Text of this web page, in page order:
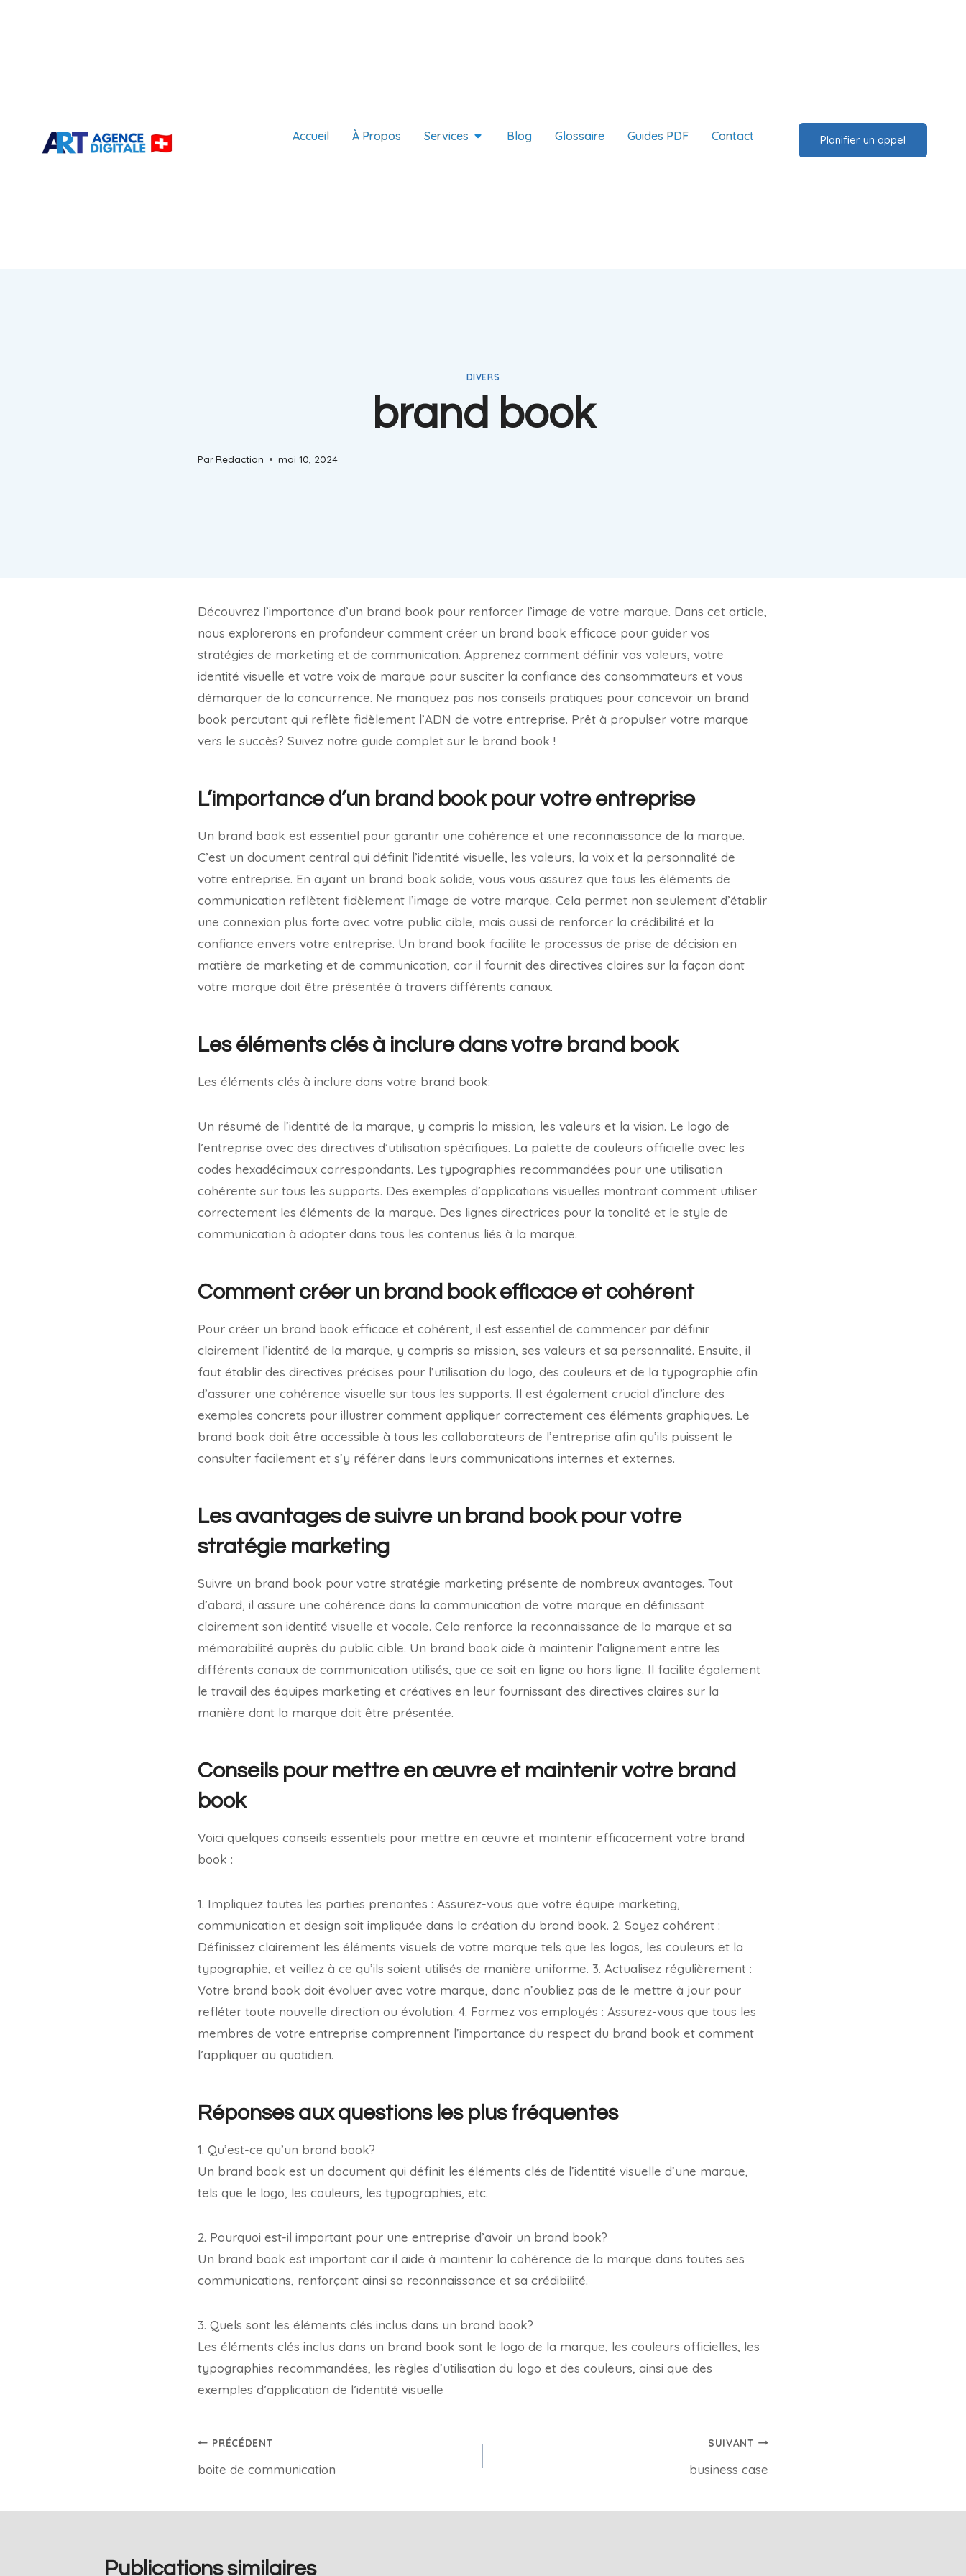
Accueil À Propos Services Blog Glossaire Guides PDF Contact Planifier un appel
DIVERS
brand book
ParRedaction mai 10, 2024
Découvrez l’importance d’un brand book pour renforcer l’image de votre marque. Dans cet article,
nous explorerons en profondeur comment créer un brand book efficace pour guider vos
stratégies de marketing et de communication. Apprenez comment définir vos valeurs, votre
identité visuelle et votre voix de marque pour susciter la confiance des consommateurs et vous
démarquer de la concurrence. Ne manquez pas nos conseils pratiques pour concevoir un brand
book percutant qui reflète fidèlement l’ADN de votre entreprise. Prêt à propulser votre marque
vers le succès? Suivez notre guide complet sur le brand book !
L’importance d’un brand book pour votre entreprise
Un brand book est essentiel pour garantir une cohérence et une reconnaissance de la marque.
C’est un document central qui définit l’identité visuelle, les valeurs, la voix et la personnalité de
votre entreprise. En ayant un brand book solide, vous vous assurez que tous les éléments de
communication reflètent fidèlement l’image de votre marque. Cela permet non seulement d’établir
une connexion plus forte avec votre public cible, mais aussi de renforcer la crédibilité et la
confiance envers votre entreprise. Un brand book facilite le processus de prise de décision en
matière de marketing et de communication, car il fournit des directives claires sur la façon dont
votre marque doit être présentée à travers différents canaux.
Les éléments clés à inclure dans votre brand book
Les éléments clés à inclure dans votre brand book:
Un résumé de l’identité de la marque, y compris la mission, les valeurs et la vision. Le logo de
l’entreprise avec des directives d’utilisation spécifiques. La palette de couleurs officielle avec les
codes hexadécimaux correspondants. Les typographies recommandées pour une utilisation
cohérente sur tous les supports. Des exemples d’applications visuelles montrant comment utiliser
correctement les éléments de la marque. Des lignes directrices pour la tonalité et le style de
communication à adopter dans tous les contenus liés à la marque.
Comment créer un brand book efficace et cohérent
Pour créer un brand book efficace et cohérent, il est essentiel de commencer par définir
clairement l’identité de la marque, y compris sa mission, ses valeurs et sa personnalité. Ensuite, il
faut établir des directives précises pour l’utilisation du logo, des couleurs et de la typographie afin
d’assurer une cohérence visuelle sur tous les supports. Il est également crucial d’inclure des
exemples concrets pour illustrer comment appliquer correctement ces éléments graphiques. Le
brand book doit être accessible à tous les collaborateurs de l’entreprise afin qu’ils puissent le
consulter facilement et s’y référer dans leurs communications internes et externes.
Les avantages de suivre un brand book pour votre
stratégie marketing
Suivre un brand book pour votre stratégie marketing présente de nombreux avantages. Tout
d’abord, il assure une cohérence dans la communication de votre marque en définissant
clairement son identité visuelle et vocale. Cela renforce la reconnaissance de la marque et sa
mémorabilité auprès du public cible. Un brand book aide à maintenir l’alignement entre les
différents canaux de communication utilisés, que ce soit en ligne ou hors ligne. Il facilite également
le travail des équipes marketing et créatives en leur fournissant des directives claires sur la
manière dont la marque doit être présentée.
Conseils pour mettre en œuvre et maintenir votre brand
book
Voici quelques conseils essentiels pour mettre en œuvre et maintenir efficacement votre brand
book :
1. Impliquez toutes les parties prenantes : Assurez-vous que votre équipe marketing,
communication et design soit impliquée dans la création du brand book. 2. Soyez cohérent :
Définissez clairement les éléments visuels de votre marque tels que les logos, les couleurs et la
typographie, et veillez à ce qu’ils soient utilisés de manière uniforme. 3. Actualisez régulièrement :
Votre brand book doit évoluer avec votre marque, donc n’oubliez pas de le mettre à jour pour
refléter toute nouvelle direction ou évolution. 4. Formez vos employés : Assurez-vous que tous les
membres de votre entreprise comprennent l’importance du respect du brand book et comment
l’appliquer au quotidien.
Réponses aux questions les plus fréquentes
1. Qu’est-ce qu’un brand book?
Un brand book est un document qui définit les éléments clés de l’identité visuelle d’une marque,
tels que le logo, les couleurs, les typographies, etc.
2. Pourquoi est-il important pour une entreprise d’avoir un brand book?
Un brand book est important car il aide à maintenir la cohérence de la marque dans toutes ses
communications, renforçant ainsi sa reconnaissance et sa crédibilité.
3. Quels sont les éléments clés inclus dans un brand book?
Les éléments clés inclus dans un brand book sont le logo de la marque, les couleurs officielles, les
typographies recommandées, les règles d’utilisation du logo et des couleurs, ainsi que des
exemples d’application de l’identité visuelle
PRÉCÉDENT
boite de communication
SUIVANT
business case
Publications similaires